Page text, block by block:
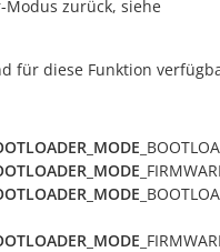
zurück, siehe
für diese Funktion